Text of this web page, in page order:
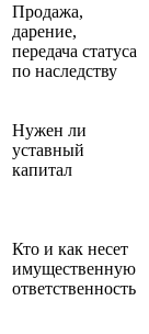
Продажа,
дарение,
передача статуса
по наследству
Нужен ли
уставный
капитал
Кто и как несет
имущественную
ответственность